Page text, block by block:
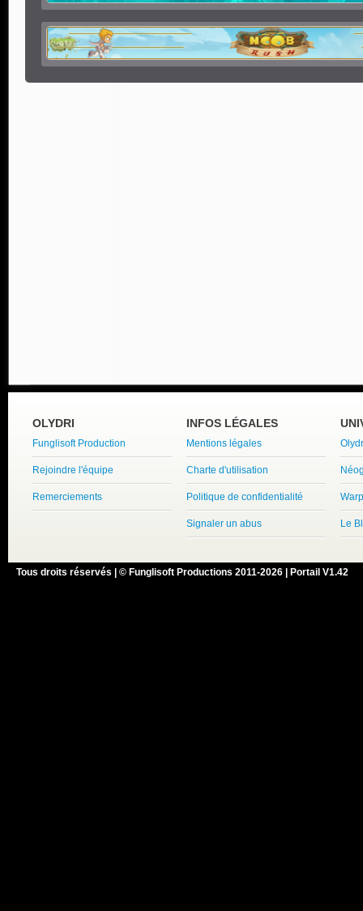
OLYDRI
Funglisoft Production
Rejoindre l'équipe
Remerciements
INFOS LÉGALES
Mentions légales
Charte d'utilisation
Politique de confidentialité
Signaler un abus Le
Tous droits réservés | © Funglisoft Productions 2011-2026 | Portail V1.42